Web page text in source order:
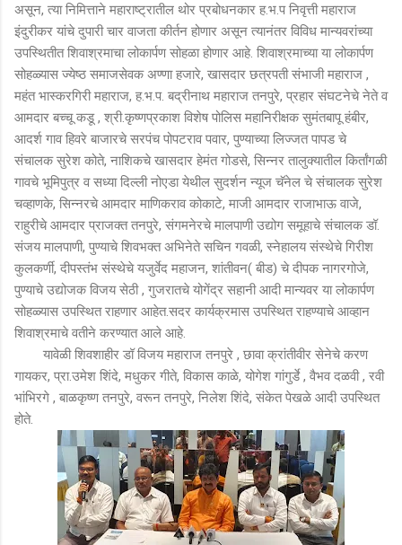
असून, त्या निमित्ताने महाराष्ट्रातील थोर प्रबोधनकार ह.भ.प निवृत्ती महाराज
इंदुरीकर यांचे दुपारी चार वाजता कीर्तन होणार असून त्यानंतर विविध मान्यवरांच्या
उपस्थितीत शिवाश्रमाचा लोकार्पण सोहळा होणार आहे. शिवाश्रमाच्या या लोकार्पण
सोहळ्यास ज्येष्ठ समाजसेवक अण्णा हजारे, खासदार छत्रपती संभाजी महाराज ,
महंत भास्करगिरी महाराज, ह.भ.प. बद्रीनाथ महाराज तनपुरे, प्रहार संघटनेचे नेते व
आमदार बच्चू कडू , श्री.कृष्णप्रकाश विशेष पोलिस महानिरीक्षक सुमंतबापू हंबीर,
आदर्श गाव हिवरे बाजारचे सरपंच पोपटराव पवार, पुण्याच्या लिज्जत पापड चे
संचालक सुरेश कोते, नाशिकचे खासदार हेमंत गोडसे, सिन्नर तालुक्यातील किर्तांगळी
गावचे भूमिपुत्र व सध्या दिल्ली नोएडा येथील सुदर्शन न्यूज चॅनेल चे संचालक सुरेश
चव्हाणके, सिन्नरचे आमदार माणिकराव कोकाटे, माजी आमदार राजाभाऊ वाजे,
राहुरीचे आमदार प्राजक्त तनपुरे, संगमनेरचे मालपाणी उद्योग समूहाचे संचालक डॉ.
संजय मालपाणी, पुण्याचे शिवभक्त अभिनेते सचिन गवळी, स्नेहालय संस्थेचे गिरीश
कुलकर्णी, दीपस्तंभ संस्थेचे यजुर्वेद महाजन, शांतीवन( बीड) चे दीपक नागरगोजे,
पुण्याचे उद्योजक विजय सेठी , गुजरातचे योगेंद्र सहानी आदी मान्यवर या लोकार्पण
सोहळ्यास उपस्थित राहणार आहेत.सदर कार्यक्रमास उपस्थित राहण्याचे आव्‍हान
शिवाश्रमाचे वतीने करण्यात आले आहे.
यावेळी शिवशाहीर डॉ विजय महाराज तनपुरे , छावा क्रांतीवीर सेनेचे करण
गायकर, प्रा.उमेश शिंदे, मधुकर गीते, विकास काळे, योगेश गांगुर्डे , वैभव दळवी , रवी
भांभिरगे , बाळकृष्ण तनपुरे, वरून तनपुरे, निलेश शिंदे, संकेत पेखळे आदी उपस्थित
होते.